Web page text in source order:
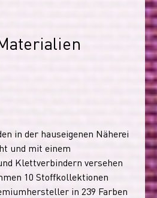
in der hauseigenen Näherei
und mit einem
Klettverbindern versehen
10 Stoffkollektionen
in 239 Farben